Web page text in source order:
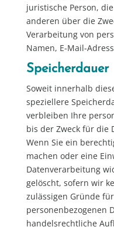
juristische Person,
anderen über die
Verarbeitung von
Namen, E-Mail-
Speicherdauer
Soweit innerhalb
speziellere
verbleiben Ihre
bis der Zweck für die
Wenn Sie ein
machen oder eine
Datenverarbeitung
gelöscht, sofern wir
zulässigen Gründe
personenbezogenen
handelsrechtliche